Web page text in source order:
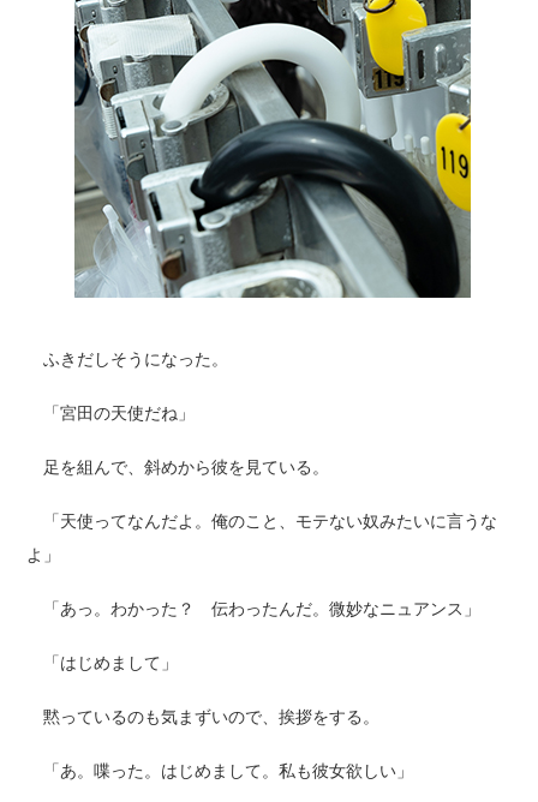
ふきだしそうになった。
「宮田の天使だね」
足を組んで、斜めから彼を見ている。
「天使ってなんだよ。俺のこと、モテない奴みたいに言うな
よ」
「あっ。わかった？ 伝わったんだ。微妙なニュアンス」
「はじめまして」
黙っているのも気まずいので、挨拶をする。
「あ。喋った。はじめまして。私も彼女欲しい」